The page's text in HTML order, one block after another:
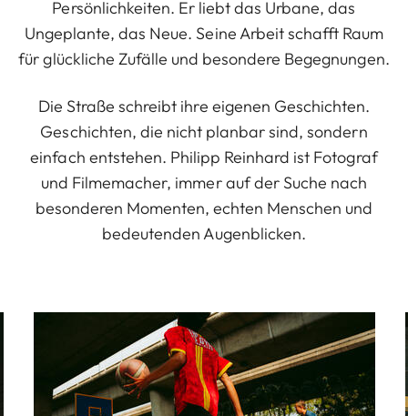
Persönlichkeiten. Er liebt das Urbane, das
Ungeplante, das Neue. Seine Arbeit schafft Raum
für glückliche Zufälle und besondere Begegnungen.
Die Straße schreibt ihre eigenen Geschichten.
Geschichten, die nicht planbar sind, sondern
einfach entstehen. Philipp Reinhard ist Fotograf
und Filmemacher, immer auf der Suche nach
besonderen Momenten, echten Menschen und
bedeutenden Augenblicken.